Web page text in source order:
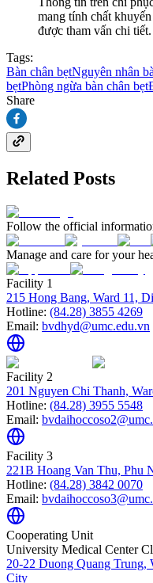
mang tính chất
được tham vấn chi tiết.
Tags:
Bàn chân bẹtNguyên nhân
bẹtPhòng ngừa bàn chân bẹt
Share
Related Posts
Follow the official
Manage and care for your
Facility 1
215 Hong Bang, Ward 11,
Hotline: (84.28) 3855 4269
Email: bvdhyd@umc.edu.vn
Facility 2
201 Nguyen Chi Thanh,
Hotline: (84.28) 3955 5548
Email:
Facility 3
221B Hoang Van Thu, Phu
Hotline: (84.28) 3842 0070
Email:
Cooperating Unit
University Medical Center
20-22 Duong Quang
City